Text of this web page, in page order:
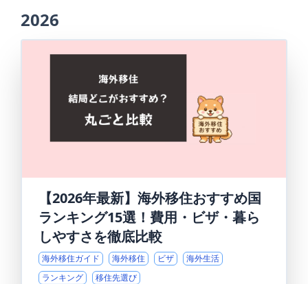
2026
【2026年最新】海外移住おすすめ国
ランキング15選！費用・ビザ・暮ら
しやすさを徹底比較
海外移住ガイド 海外移住 ビザ
海外生活
ランキング
移住先選び